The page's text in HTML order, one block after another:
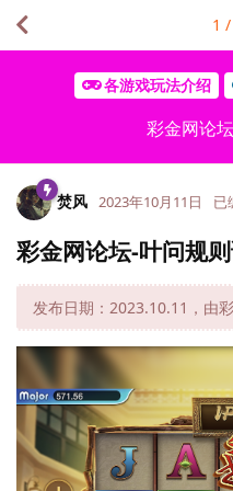
各游戏玩法介绍
彩金网论
1 /
焚风 2023年10月11日 已
彩金网论坛-叶问规
发布日期：2023.10.11，由